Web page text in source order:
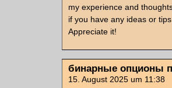
my experience and
if you have any ideas or
Appreciate it!
бинарные опционы
15. August 2025 um 11:38